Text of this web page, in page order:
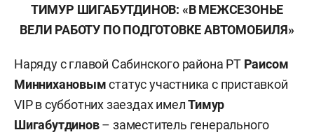
ТИМУР ШИГАБУТДИНОВ: «В МЕЖСЕЗОНЬЕ
ВЕЛИ РАБОТУ ПО ПОДГОТОВКЕ АВТОМОБИЛЯ»
Наряду с главой Сабинского района РТ Раисом
Миннихановымстатус участника с приставкой
VIP в субботних заездах имелТимур
Шигабутдинов– заместитель генерального